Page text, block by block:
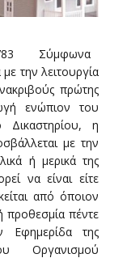
Σύμφωνα
την λειτουργία
πρώτης
ενώπιον του
η
με την
ή μερικά της
να είναι είτε
από όποιον
προθεσμία πέντε
της
Οργανισμού